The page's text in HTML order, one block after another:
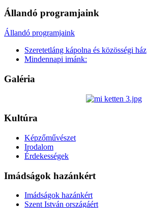
Állandó programjaink
Állandó programjaink
Szeretetláng kápolna és közösségi ház
Mindennapi imánk:
Galéria
Kultúra
Képzőművészet
Irodalom
Érdekességek
Imádságok hazánkért
Imádságok hazánkért
Szent István országáért